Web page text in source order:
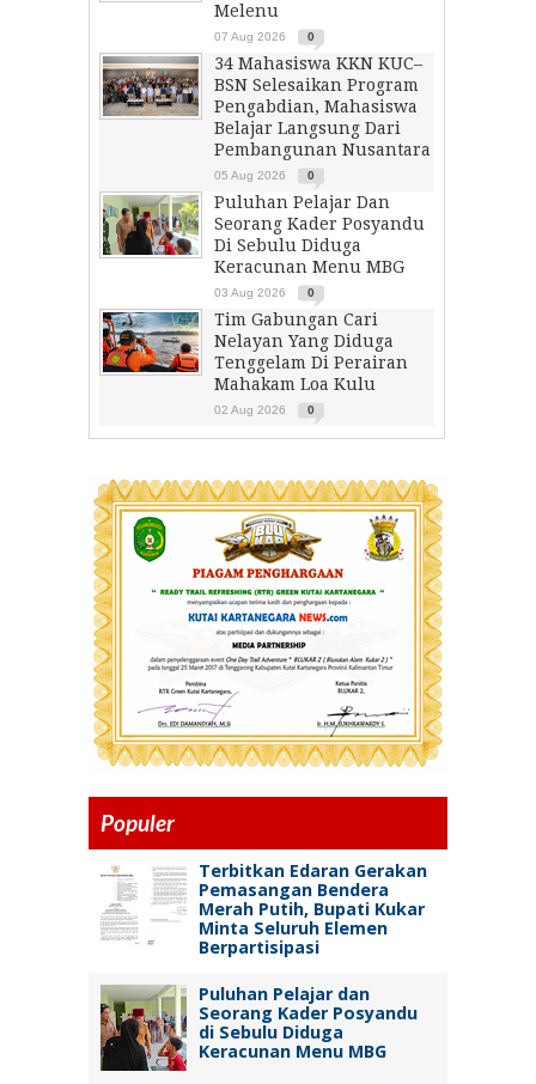
Melenu
07 Aug 2026 0
34 Mahasiswa KKN KUC–
BSN Selesaikan Program
Pengabdian, Mahasiswa
Belajar Langsung Dari
Pembangunan Nusantara
05 Aug 2026 0
Puluhan Pelajar Dan
Seorang Kader Posyandu
Di Sebulu Diduga
Keracunan Menu MBG
03 Aug 2026 0
Tim Gabungan Cari
Nelayan Yang Diduga
Tenggelam Di Perairan
Mahakam Loa Kulu
02 Aug 2026 0
Populer
Terbitkan Edaran Gerakan
Pemasangan Bendera
Merah Putih, Bupati Kukar
Minta Seluruh Elemen
Berpartisipasi
Puluhan Pelajar dan
Seorang Kader Posyandu
di Sebulu Diduga
Keracunan Menu MBG